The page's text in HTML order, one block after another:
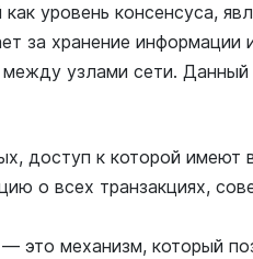
уровень консенсуса,
за хранение информации
узлами сети. Данный
доступ к которой имеют
о всех транзакциях,
это механизм, который